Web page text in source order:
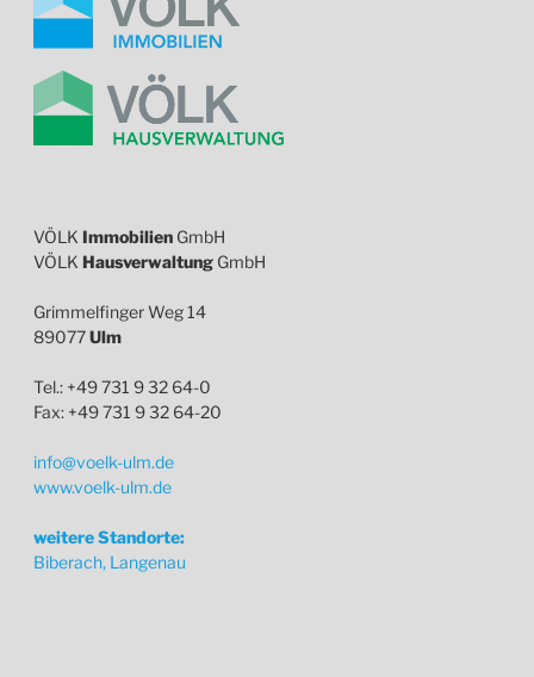
VÖLK Immobilien GmbH
VÖLK Hausverwaltung GmbH
Grimmelfinger Weg 14
89077Ulm
Tel.: +49 731 9 32 64-0
Fax: +49 731 9 32 64-20
info@voelk-ulm.de
www.voelk-ulm.de
weitere Standorte:
Biberach, Langenau